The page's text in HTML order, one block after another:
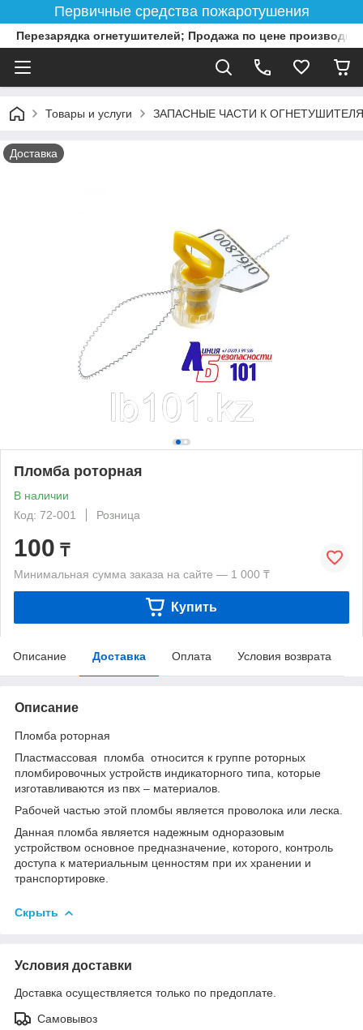
Первичные средства пожаротушения
Перезарядка огнетушителей; Продажа по цене
Товары и услуги ЗАПАСНЫЕ ЧАСТИ К
Доставка
Пломба роторная
В наличии
Код: 72-001
Розница
100 ₸
Минимальная сумма заказа на сайте — 1 000 ₸
Купить
Описание Доставка Оплата Условия возврата
Описание
Пломба роторная
Пластмассовая пломба относится к группе роторных
пломбировочных устройств индикаторного типа, которые
изготавливаются из пвх – материалов.
Рабочей частью этой пломбы является проволока или леска.
Данная пломба является надежным одноразовым
устройством основное предназначение, которого, контроль
доступа к материальным ценностям при их хранении и
транспортировке.
Скрыть
Условия доставки
Доставка осуществляется только по предоплате.
Самовывоз